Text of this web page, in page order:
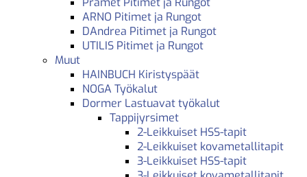
ARNO Pitimet ja Rungot
DAndrea Pitimet ja Rungot
UTILIS Pitimet ja Rungot
Muut
HAINBUCH Kiristyspäät
NOGA Työkalut
Dormer Lastuavat työkalut
Tappijyrsimet
2-Leikkuiset HSS-tapit
2-Leikkuiset kovametallitapit
3-Leikkuiset HSS-tapit